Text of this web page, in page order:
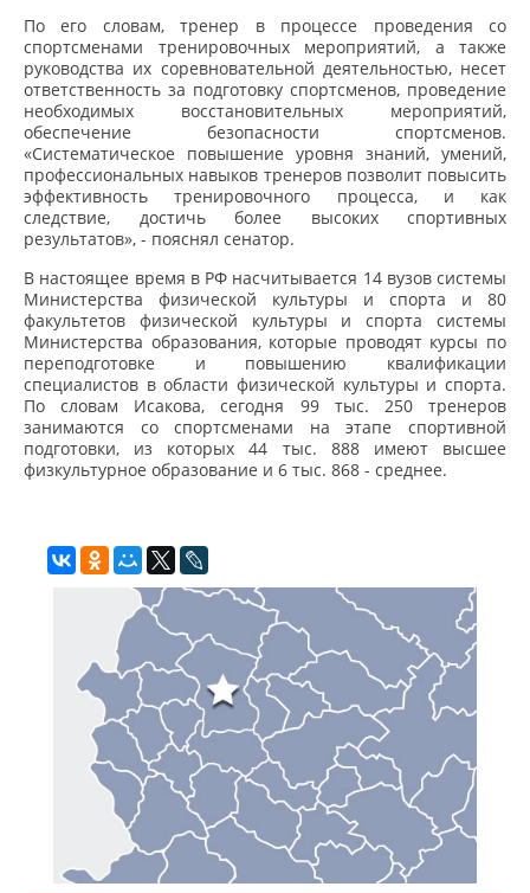
По его словам, тренер в процессе проведения со
спортсменами тренировочных мероприятий, а также
руководства их соревновательной деятельностью, несет
ответственность за подготовку спортсменов, проведение
необходимых восстановительных мероприятий,
обеспечение безопасности спортсменов.
«Систематическое повышение уровня знаний, умений,
профессиональных навыков тренеров позволит повысить
эффективность тренировочного процесса, и как
следствие, достичь более высоких спортивных
результатов», - пояснял сенатор.
В настоящее время в РФ насчитывается 14 вузов системы
Министерства физической культуры и спорта и 80
факультетов физической культуры и спорта системы
Министерства образования, которые проводят курсы по
переподготовке и повышению квалификации
специалистов в области физической культуры и спорта.
По словам Исакова, сегодня 99 тыс. 250 тренеров
занимаются со спортсменами на этапе спортивной
подготовки, из которых 44 тыс. 888 имеют высшее
физкультурное образование и 6 тыс. 868 - среднее.